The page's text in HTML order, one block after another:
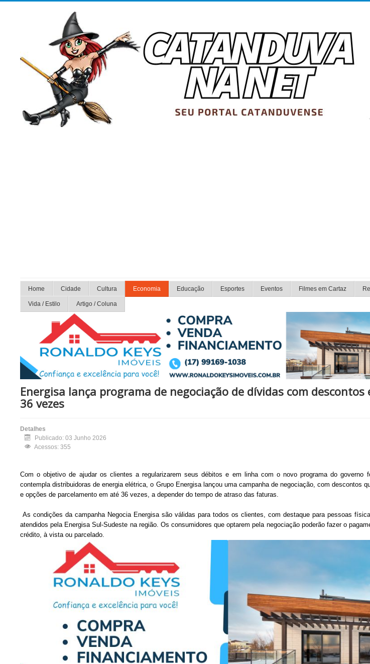
Home Cidade Cultura Economia Educação Esportes Eventos Filmes em Cartaz
Vida / Estilo Artigo / Coluna
Energisa lança programa de negociação de dívidas com
36 vezes
Detalhes
Publicado: 03 Junho 2026
Acessos: 355
Com o objetivo de ajudar os clientes a regularizarem seus débitos e em linha com o novo programa do governo
contempla distribuidoras de energia elétrica, o Grupo Energisa lançou uma campanha de negociação, com descontos
e opções de parcelamento em até 36 vezes, a depender do tempo de atraso das faturas.
As condições da campanha Negocia Energisa são válidas para todos os clientes, com destaque para pessoas
atendidos pela Energisa Sul-Sudeste na região. Os consumidores que optarem pela negociação poderão fazer o
crédito, à vista ou parcelado.